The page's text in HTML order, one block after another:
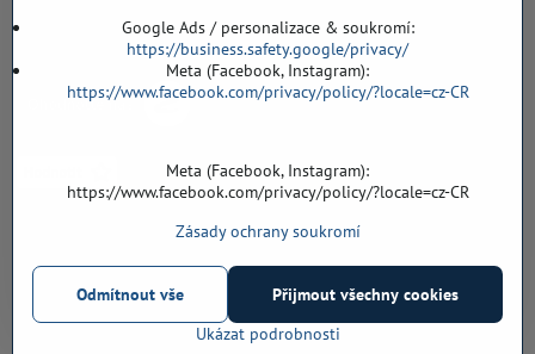
©2026CopyrightPředvolby soukromíZásady ochrany soukromí
Vytvořeno systémem:ByznysWeb.cz
Google Ads / personalizace & soukromí:
https://business.safety.google/privacy/
Meta (Facebook, Instagram):
https://www.facebook.com/privacy/policy/?locale=cz-CR
Meta (Facebook, Instagram):
https://www.facebook.com/privacy/policy/?locale=cz-CR
Zásady ochrany soukromí
Ukázat podrobnosti
Přijmout všechny cookies
Odmítnout vše